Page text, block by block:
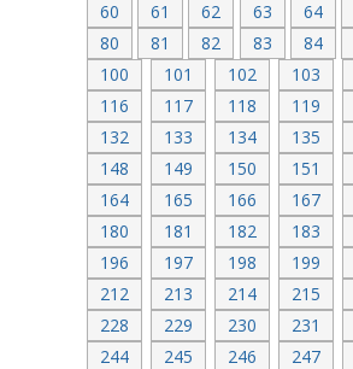
60
61 62 63 64
80
81 82 83 84
100
101 102 103
116
117 118 119
132
133 134 135
148
149 150 151
164
165 166 167
180
181 182 183
196
197 198 199
212
213 214 215
228
229 230 231
244
245 246 247